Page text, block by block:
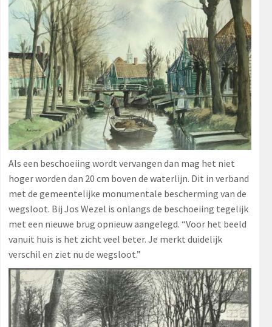
Als een beschoeiing wordt vervangen dan mag het niet
hoger worden dan 20 cm boven de waterlijn. Dit in verband
met de gemeentelijke monumentale bescherming van de
wegsloot. Bij Jos Wezel is onlangs de beschoeiing tegelijk
met een nieuwe brug opnieuw aangelegd. “Voor het beeld
vanuit huis is het zicht veel beter. Je merkt duidelijk
verschil en ziet nu de wegsloot.”